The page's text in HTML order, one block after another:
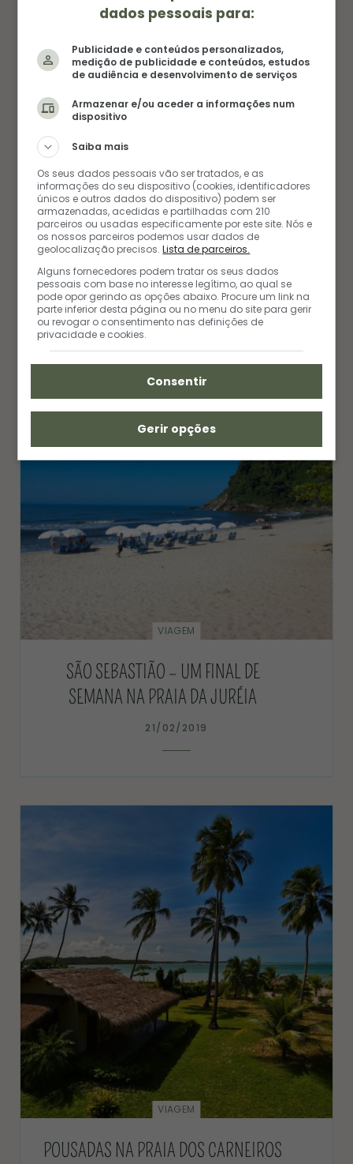
O QUE FAZER EM RECIFE – ROTEIRO
NOS PRINCIPAIS PONTOS TURÍSTICOS
21/02/2019
VIAGEM
SÃO SEBASTIÃO – UM FINAL DE
SEMANA NA PRAIA DA JURÉIA
21/02/2019
VIAGEM
POUSADAS NA PRAIA DOS CARNEIROS
dados pessoais para:
Publicidade e conteúdos personalizados,
medição de publicidade e conteúdos, estudos
de audiência e desenvolvimento de serviços
Armazenar e/ou aceder a informações num
dispositivo
Saiba mais
Os seus dados pessoais vão ser tratados, e as
informações do seu dispositivo (cookies, identificadores
únicos e outros dados do dispositivo) podem ser
armazenadas, acedidas e partilhadas com 210
parceiros ou usadas especificamente por este site. Nós e
os nossos parceiros podemos usar dados de
geolocalização precisos.Lista de parceiros.
Alguns fornecedores podem tratar os seus dados
pessoais com base no interesse legítimo, ao qual se
pode opor gerindo as opções abaixo. Procure um link na
parte inferior desta página ou no menu do site para gerir
ou revogar o consentimento nas definições de
privacidade e cookies.
Consentir
Gerir opções